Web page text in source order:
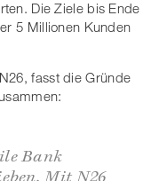
Die Ziele bis Ende
5 Millionen Kunden
fasst die Gründe
Bank
Mit N26